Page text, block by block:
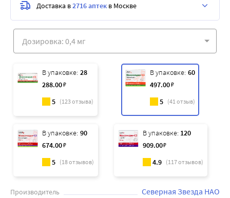
В упаковке: 28
288.00₽
5 (123отзыва)
В упаковке: 60
497.00₽
5 (41отзыв)
В упаковке: 90
674.00₽
5 (18отзывов)
В упаковке: 120
909.00₽
4.9 (117отзывов)
Производитель Северная Звезда НАО
Доставка в2716 аптек в Москве